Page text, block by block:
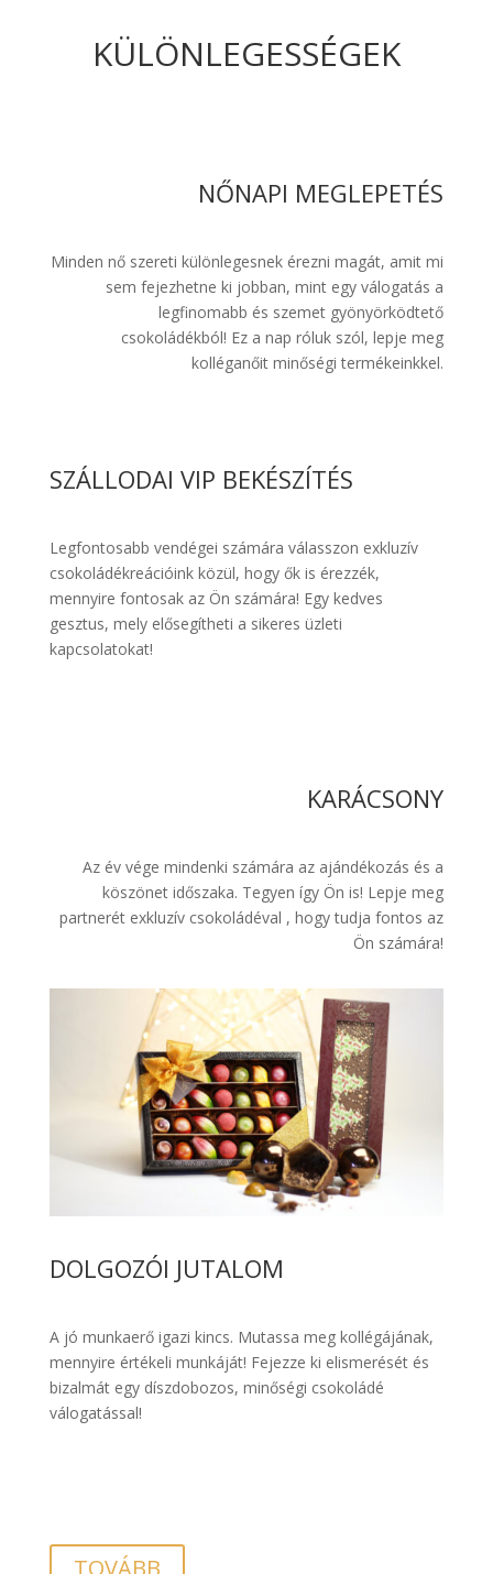
KÜLÖNLEGESSÉGEK
NŐNAPI MEGLEPETÉS
Minden nő szereti különlegesnek érezni magát, amit mi
sem fejezhetne ki jobban, mint egy válogatás a
legfinomabb és szemet gyönyörködtető
csokoládékból! Ez a nap róluk szól, lepje meg
kolléganőit minőségi termékeinkkel.
SZÁLLODAI VIP BEKÉSZÍTÉS
Legfontosabb vendégei számára válasszon exkluzív
csokoládékreációink közül, hogy ők is érezzék,
mennyire fontosak az Ön számára! Egy kedves
gesztus, mely elősegítheti a sikeres üzleti
kapcsolatokat!
KARÁCSONY
Az év vége mindenki számára az ajándékozás és a
köszönet időszaka. Tegyen így Ön is! Lepje meg
partnerét exkluzív csokoládéval , hogy tudja fontos az
Ön számára!
DOLGOZÓI JUTALOM
A jó munkaerő igazi kincs. Mutassa meg kollégájának,
mennyire értékeli munkáját! Fejezze ki elismerését és
bizalmát egy díszdobozos, minőségi csokoládé
válogatással!
TOVÁBB